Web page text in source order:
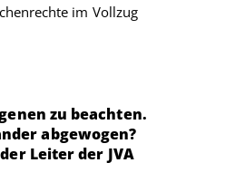
im Vollzug
zu beachten.
abgewogen?
Leiter der JVA